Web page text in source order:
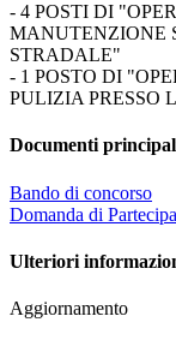
- 4 POSTI DI
MANUTENZIONE
STRADALE"
- 1 POSTO DI
PULIZIA PRESSO
Documenti
Bando di concorso
Domanda di
Ulteriori
Aggiornamento